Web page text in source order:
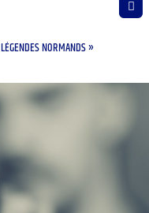
NORMANDS »